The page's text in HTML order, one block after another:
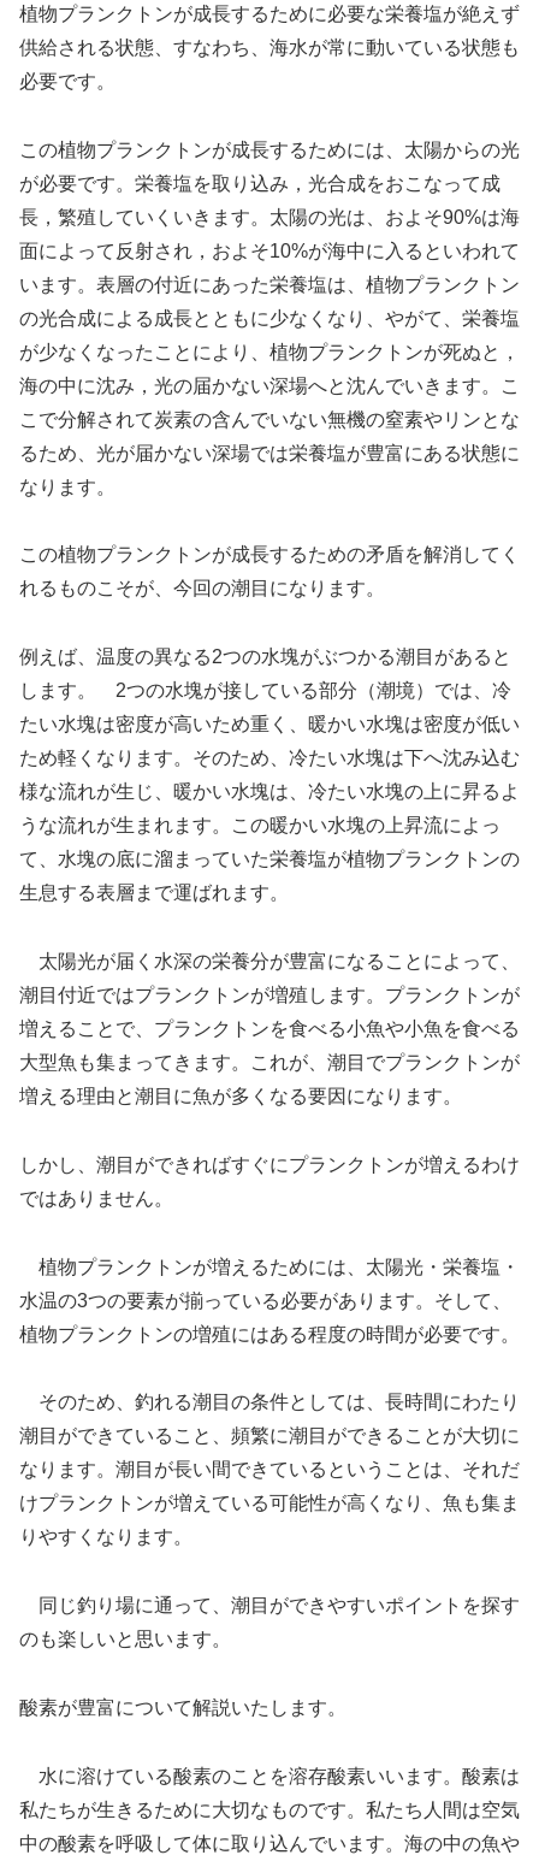
植物プランクトンが成長するために必要な栄養塩が絶えず
供給される状態、すなわち、海水が常に動いている状態も
必要です。
この植物プランクトンが成長するためには、太陽からの光
が必要です。栄養塩を取り込み，光合成をおこなって成
長，繁殖していくいきます。太陽の光は、およそ90%は海
面によって反射され，およそ10%が海中に入るといわれて
います。表層の付近にあった栄養塩は、植物プランクトン
の光合成による成長とともに少なくなり、やがて、栄養塩
が少なくなったことにより、植物プランクトンが死ぬと，
海の中に沈み，光の届かない深場へと沈んでいきます。こ
こで分解されて炭素の含んでいない無機の窒素やリンとな
るため、光が届かない深場では栄養塩が豊富にある状態に
なります。
この植物プランクトンが成長するための矛盾を解消してく
れるものこそが、今回の潮目になります。
例えば、温度の異なる2つの水塊がぶつかる潮目があると
します。 2つの水塊が接している部分（潮境）では、冷
たい水塊は密度が高いため重く、暖かい水塊は密度が低い
ため軽くなります。そのため、冷たい水塊は下へ沈み込む
様な流れが生じ、暖かい水塊は、冷たい水塊の上に昇るよ
うな流れが生まれます。この暖かい水塊の上昇流によっ
て、水塊の底に溜まっていた栄養塩が植物プランクトンの
生息する表層まで運ばれます。
太陽光が届く水深の栄養分が豊富になることによって、
潮目付近ではプランクトンが増殖します。プランクトンが
増えることで、プランクトンを食べる小魚や小魚を食べる
大型魚も集まってきます。これが、潮目でプランクトンが
増える理由と潮目に魚が多くなる要因になります。
しかし、潮目ができればすぐにプランクトンが増えるわけ
ではありません。
植物プランクトンが増えるためには、太陽光・栄養塩・
水温の3つの要素が揃っている必要があります。そして、
植物プランクトンの増殖にはある程度の時間が必要です。
そのため、釣れる潮目の条件としては、長時間にわたり
潮目ができていること、頻繁に潮目ができることが大切に
なります。潮目が長い間できているということは、それだ
けプランクトンが増えている可能性が高くなり、魚も集ま
りやすくなります。
同じ釣り場に通って、潮目ができやすいポイントを探す
のも楽しいと思います。
酸素が豊富について解説いたします。
水に溶けている酸素のことを溶存酸素いいます。酸素は
私たちが生きるために大切なものです。私たち人間は空気
中の酸素を呼吸して体に取り込んでいます。海の中の魚や